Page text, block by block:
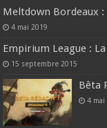
Meltdown Bordeaux :
4 mai 2019
Empirium League :
15 septembre 2015
Bêta
4 mai